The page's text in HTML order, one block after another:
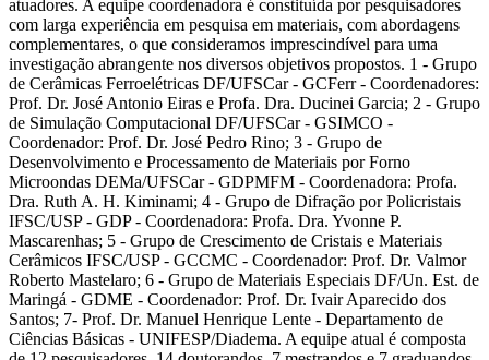
atuadores. A equipe coordenadora é constituída por pesquisadores
com larga experiência em pesquisa em materiais, com abordagens
complementares, o que consideramos imprescindível para uma
investigação abrangente nos diversos objetivos propostos. 1 - Grupo
de Cerâmicas Ferroelétricas DF/UFSCar - GCFerr - Coordenadores:
Prof. Dr. José Antonio Eiras e Profa. Dra. Ducinei Garcia; 2 - Grupo
de Simulação Computacional DF/UFSCar - GSIMCO -
Coordenador: Prof. Dr. José Pedro Rino; 3 - Grupo de
Desenvolvimento e Processamento de Materiais por Forno
Microondas DEMa/UFSCar - GDPMFM - Coordenadora: Profa.
Dra. Ruth A. H. Kiminami; 4 - Grupo de Difração por Policristais
IFSC/USP - GDP - Coordenadora: Profa. Dra. Yvonne P.
Mascarenhas; 5 - Grupo de Crescimento de Cristais e Materiais
Cerâmicos IFSC/USP - GCCMC - Coordenador: Prof. Dr. Valmor
Roberto Mastelaro; 6 - Grupo de Materiais Especiais DF/Un. Est. de
Maringá - GDME - Coordenador: Prof. Dr. Ivair Aparecido dos
Santos; 7- Prof. Dr. Manuel Henrique Lente - Departamento de
Ciências Básicas - UNIFESP/Diadema. A equipe atual é composta